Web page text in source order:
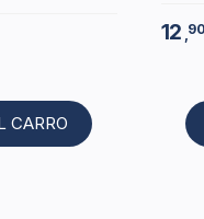
CARRO
12 ,